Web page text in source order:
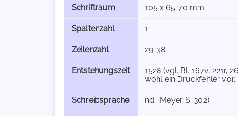
Schriftraum 105 x 65-70 mm
Spaltenzahl 1
Zeilenzahl 29-38
Entstehungszeit
1528 (vgl. Bl. 167v, 221r,
wohl ein Druckfehler vor.
Schreibsprache nd. (Meyer S. 302)